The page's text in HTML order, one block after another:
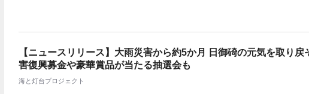
【ニュースリリース】大雨災害から約5か月 日御碕の元気を取り
害復興募金や豪華賞品が当たる抽選会も
海と灯台プロジェクト